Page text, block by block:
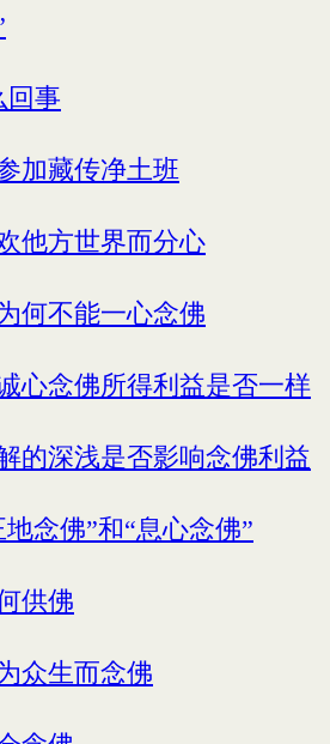
回事
加藏传净土班
他方世界而分心
何不能一心念佛
心念佛所得利益是否一样
的深浅是否影响念佛利益
念佛”和“息心念佛”
供佛
众生而念佛